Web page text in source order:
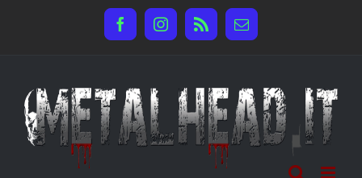
FacebookInstagram
Rss Email